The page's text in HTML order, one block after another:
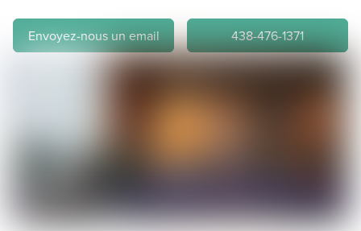
Envoyez-nous un email 438-476-1371